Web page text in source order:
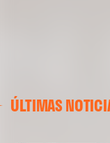
ÚLTIMAS